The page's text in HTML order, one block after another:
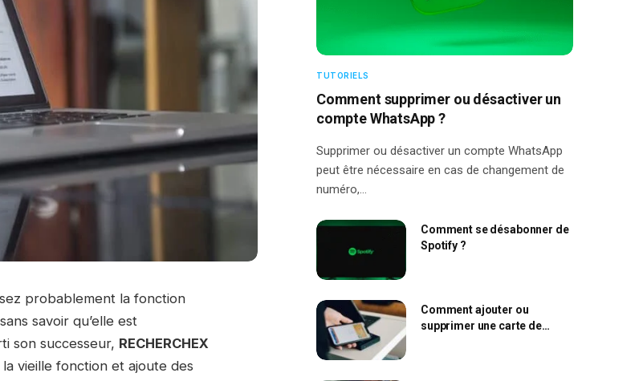
probablement la fonction
savoir qu’elle est
son successeur, RECHERCHEX
vieille fonction et ajoute des
TUTORIELS
Comment supprimer ou désactiver un
compte WhatsApp ?
Supprimer ou désactiver un compte WhatsApp
peut être nécessaire en cas de changement de
numéro,…
Comment se désabonner de
Spotify ?
Comment ajouter ou
supprimer une carte de